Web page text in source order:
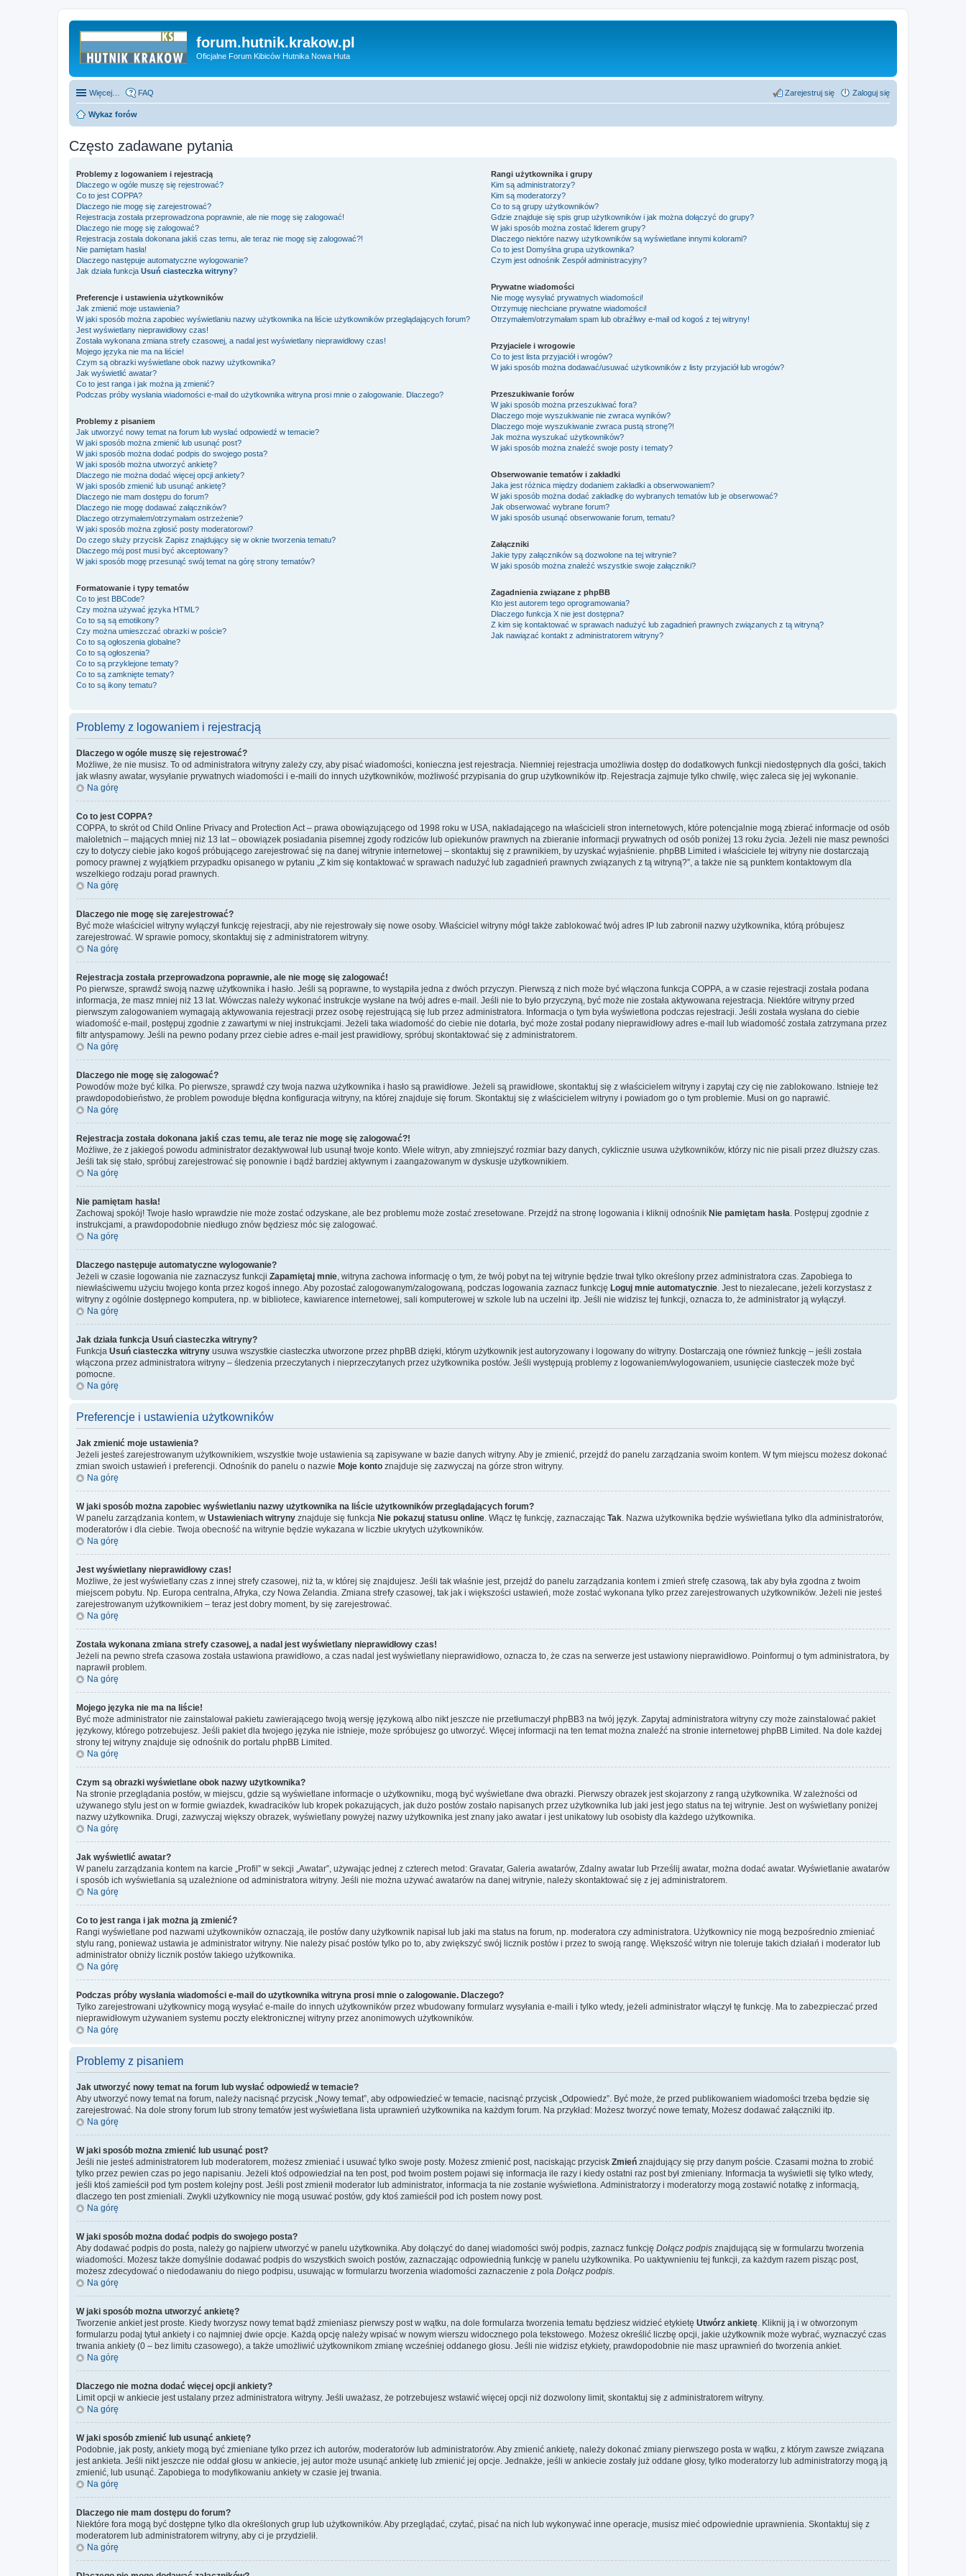
forum.hutnik.krakow.pl
Oficjalne Forum Kibiców Hutnika Nowa Huta
Więcej… FAQ Zaloguj się
Zarejestruj się
Wykaz forów
Często zadawane pytania
Problemy z logowaniem i rejestracją
Dlaczego w ogóle muszę się rejestrować?
Co to jest COPPA?
Dlaczego nie mogę się zarejestrować?
Rejestracja została przeprowadzona poprawnie, ale nie mogę się zalogować!
Dlaczego nie mogę się zalogować?
Rejestracja została dokonana jakiś czas temu, ale teraz nie mogę się zalogować?!
Nie pamiętam hasła!
Dlaczego następuje automatyczne wylogowanie?
Jak działa funkcja Usuń ciasteczka witryny?
Preferencje i ustawienia użytkowników
Jak zmienić moje ustawienia?
W jaki sposób można zapobiec wyświetlaniu nazwy użytkownika na liście użytkowników przeglądających forum?
Jest wyświetlany nieprawidłowy czas!
Została wykonana zmiana strefy czasowej, a nadal jest wyświetlany nieprawidłowy czas!
Mojego języka nie ma na liście!
Czym są obrazki wyświetlane obok nazwy użytkownika?
Jak wyświetlić awatar?
Co to jest ranga i jak można ją zmienić?
Podczas próby wysłania wiadomości e-mail do użytkownika witryna prosi mnie o zalogowanie. Dlaczego?
Problemy z pisaniem
Jak utworzyć nowy temat na forum lub wysłać odpowiedź w temacie?
W jaki sposób można zmienić lub usunąć post?
W jaki sposób można dodać podpis do swojego posta?
W jaki sposób można utworzyć ankietę?
Dlaczego nie można dodać więcej opcji ankiety?
W jaki sposób zmienić lub usunąć ankietę?
Dlaczego nie mam dostępu do forum?
Dlaczego nie mogę dodawać załączników?
Dlaczego otrzymałem/otrzymałam ostrzeżenie?
W jaki sposób można zgłosić posty moderatorowi?
Do czego służy przycisk Zapisz znajdujący się w oknie tworzenia tematu?
Dlaczego mój post musi być akceptowany?
W jaki sposób mogę przesunąć swój temat na górę strony tematów?
Formatowanie i typy tematów
Co to jest BBCode?
Czy można używać języka HTML?
Co to są są emotikony?
Czy można umieszczać obrazki w poście?
Co to są ogłoszenia globalne?
Co to są ogłoszenia?
Co to są przyklejone tematy?
Co to są zamknięte tematy?
Co to są ikony tematu?
Rangi użytkownika i grupy
Kim są administratorzy?
Kim są moderatorzy?
Co to są grupy użytkowników?
Gdzie znajduje się spis grup użytkowników i jak można dołączyć do grupy?
W jaki sposób można zostać liderem grupy?
Dlaczego niektóre nazwy użytkowników są wyświetlane innymi kolorami?
Co to jest Domyślna grupa użytkownika?
Czym jest odnośnikZespół administracyjny?
Prywatne wiadomości
Nie mogę wysyłać prywatnych wiadomości!
Otrzymuję niechciane prywatne wiadomości!
Otrzymałem/otrzymałam spam lub obraźliwy e-mail od kogoś z tej witryny!
Przyjaciele i wrogowie
Co to jest lista przyjaciół i wrogów?
W jaki sposób można dodawać/usuwać użytkowników z listy przyjaciół lub wrogów?
Przeszukiwanie forów
W jaki sposób można przeszukiwać fora?
Dlaczego moje wyszukiwanie nie zwraca wyników?
Dlaczego moje wyszukiwanie zwraca pustą stronę?!
Jak można wyszukać użytkowników?
W jaki sposób można znaleźć swoje posty i tematy?
Obserwowanie tematów i zakładki
Jaka jest różnica między dodaniem zakładki a obserwowaniem?
W jaki sposób można dodać zakładkę do wybranych tematów lub je obserwować?
Jak obserwować wybrane forum?
W jaki sposób usunąć obserwowanie forum, tematu?
Załączniki
Jakie typy załączników są dozwolone na tej witrynie?
W jaki sposób można znaleźć wszystkie swoje załączniki?
Zagadnienia związane z phpBB
Kto jest autorem tego oprogramowania?
Dlaczego funkcja X nie jest dostępna?
Z kim się kontaktować w sprawach nadużyć lub zagadnień prawnych związanych z tą witryną?
Jak nawiązać kontakt z administratorem witryny?
Problemy z logowaniem i rejestracją
Dlaczego w ogóle muszę się rejestrować?
Możliwe, że nie musisz. To od administratora witryny zależy czy, aby pisać wiadomości, konieczna jest rejestracja. Niemniej rejestracja umożliwia dostęp do dodatkowych funkcji niedostępnych dla gości, takich
jak własny awatar, wysyłanie prywatnych wiadomości i e-maili do innych użytkowników, możliwość przypisania do grup użytkowników itp. Rejestracja zajmuje tylko chwilę, więc zaleca się jej wykonanie.
Na górę
Co to jest COPPA?
COPPA, to skrót od Child Online Privacy and Protection Act – prawa obowiązującego od 1998 roku w USA, nakładającego na właścicieli stron internetowych, które potencjalnie mogą zbierać informacje od osób
małoletnich – mających mniej niż 13 lat – obowiązek posiadania pisemnej zgody rodziców lub opiekunów prawnych na zbieranie informacji prywatnych od osób poniżej 13 roku życia. Jeżeli nie masz pewności
czy to dotyczy ciebie jako kogoś próbującego zarejestrować się na danej witrynie internetowej – skontaktuj się z prawnikiem, by uzyskać wyjaśnienie. phpBB Limited i właściciele tej witryny nie dostarczają
pomocy prawnej z wyjątkiem przypadku opisanego w pytaniu „Z kim się kontaktować w sprawach nadużyć lub zagadnień prawnych związanych z tą witryną?”, a także nie są punktem kontaktowym dla
wszelkiego rodzaju porad prawnych.
Na górę
Dlaczego nie mogę się zarejestrować?
Być może właściciel witryny wyłączył funkcję rejestracji, aby nie rejestrowały się nowe osoby. Właściciel witryny mógł także zablokować twój adres IP lub zabronił nazwy użytkownika, którą próbujesz
zarejestrować. W sprawie pomocy, skontaktuj się z administratorem witryny.
Na górę
Rejestracja została przeprowadzona poprawnie, ale nie mogę się zalogować!
Po pierwsze, sprawdź swoją nazwę użytkownika i hasło. Jeśli są poprawne, to wystąpiła jedna z dwóch przyczyn. Pierwszą z nich może być włączona funkcja COPPA, a w czasie rejestracji została podana
informacja, że masz mniej niż 13 lat. Wówczas należy wykonać instrukcje wysłane na twój adres e-mail. Jeśli nie to było przyczyną, być może nie została aktywowana rejestracja. Niektóre witryny przed
pierwszym zalogowaniem wymagają aktywowania rejestracji przez osobę rejestrującą się lub przez administratora. Informacja o tym była wyświetlona podczas rejestracji. Jeśli została wysłana do ciebie
wiadomość e-mail, postępuj zgodnie z zawartymi w niej instrukcjami. Jeżeli taka wiadomość do ciebie nie dotarła, być może został podany nieprawidłowy adres e-mail lub wiadomość została zatrzymana przez
filtr antyspamowy. Jeśli na pewno podany przez ciebie adres e-mail jest prawidłowy, spróbuj skontaktować się z administratorem.
Na górę
Dlaczego nie mogę się zalogować?
Powodów może być kilka. Po pierwsze, sprawdź czy twoja nazwa użytkownika i hasło są prawidłowe. Jeżeli są prawidłowe, skontaktuj się z właścicielem witryny i zapytaj czy cię nie zablokowano. Istnieje też
prawdopodobieństwo, że problem powoduje błędna konfiguracja witryny, na której znajduje się forum. Skontaktuj się z właścicielem witryny i powiadom go o tym problemie. Musi on go naprawić.
Na górę
Rejestracja została dokonana jakiś czas temu, ale teraz nie mogę się zalogować?!
Możliwe, że z jakiegoś powodu administrator dezaktywował lub usunął twoje konto. Wiele witryn, aby zmniejszyć rozmiar bazy danych, cyklicznie usuwa użytkowników, którzy nic nie pisali przez dłuższy czas.
Jeśli tak się stało, spróbuj zarejestrować się ponownie i bądź bardziej aktywnym i zaangażowanym w dyskusje użytkownikiem.
Na górę
Nie pamiętam hasła!
Zachowaj spokój! Twoje hasło wprawdzie nie może zostać odzyskane, ale bez problemu może zostać zresetowane. Przejdź na stronę logowania i kliknij odnośnik Nie pamiętam hasła . Postępuj zgodnie z
instrukcjami, a prawdopodobnie niedługo znów będziesz móc się zalogować.
Na górę
Dlaczego następuje automatyczne wylogowanie?
Jeżeli w czasie logowania nie zaznaczysz funkcji Zapamiętaj mnie , witryna zachowa informację o tym, że twój pobyt na tej witrynie będzie trwał tylko określony przez administratora czas. Zapobiega to
niewłaściwemu użyciu twojego konta przez kogoś innego. Aby pozostać zalogowanym/zalogowaną, podczas logowania zaznacz funkcję Loguj mnie automatycznie . Jest to niezalecane, jeżeli korzystasz z
witryny z ogólnie dostępnego komputera, np. w bibliotece, kawiarence internetowej, sali komputerowej w szkole lub na uczelni itp. Jeśli nie widzisz tej funkcji, oznacza to, że administrator ją wyłączył.
Na górę
Jak działa funkcja Usuń ciasteczka witryny?
Funkcja Usuń ciasteczka witryny usuwa wszystkie ciasteczka utworzone przez phpBB dzięki, którym użytkownik jest autoryzowany i logowany do witryny. Dostarczają one również funkcję – jeśli została
włączona przez administratora witryny – śledzenia przeczytanych i nieprzeczytanych przez użytkownika postów. Jeśli występują problemy z logowaniem/wylogowaniem, usunięcie ciasteczek może być
pomocne.
Na górę
Preferencje i ustawienia użytkowników
Jak zmienić moje ustawienia?
Jeżeli jesteś zarejestrowanym użytkownikiem, wszystkie twoje ustawienia są zapisywane w bazie danych witryny. Aby je zmienić, przejdź do panelu zarządzania swoim kontem. W tym miejscu możesz dokonać
zmian swoich ustawień i preferencji. Odnośnik do panelu o nazwie Moje konto znajduje się zazwyczaj na górze stron witryny.
Na górę
W jaki sposób można zapobiec wyświetlaniu nazwy użytkownika na liście użytkowników przeglądających forum?
W panelu zarządzania kontem, w Ustawieniach witryny znajduje się funkcja Nie pokazuj statusu online . Włącz tę funkcję, zaznaczając Tak . Nazwa użytkownika będzie wyświetlana tylko dla administratorów,
moderatorów i dla ciebie. Twoja obecność na witrynie będzie wykazana w liczbie ukrytych użytkowników.
Na górę
Jest wyświetlany nieprawidłowy czas!
Możliwe, że jest wyświetlany czas z innej strefy czasowej, niż ta, w której się znajdujesz. Jeśli tak właśnie jest, przejdź do panelu zarządzania kontem i zmień strefę czasową, tak aby była zgodna z twoim
miejscem pobytu. Np. Europa centralna, Afryka, czy Nowa Zelandia. Zmiana strefy czasowej, tak jak i większości ustawień, może zostać wykonana tylko przez zarejestrowanych użytkowników. Jeżeli nie jesteś
zarejestrowanym użytkownikiem – teraz jest dobry moment, by się zarejestrować.
Na górę
Została wykonana zmiana strefy czasowej, a nadal jest wyświetlany nieprawidłowy czas!
Jeżeli na pewno strefa czasowa została ustawiona prawidłowo, a czas nadal jest wyświetlany nieprawidłowo, oznacza to, że czas na serwerze jest ustawiony nieprawidłowo. Poinformuj o tym administratora, by
naprawił problem.
Na górę
Mojego języka nie ma na liście!
Być może administrator nie zainstalował pakietu zawierającego twoją wersję językową albo nikt jeszcze nie przetłumaczył phpBB3 na twój język. Zapytaj administratora witryny czy może zainstalować pakiet
językowy, którego potrzebujesz. Jeśli pakiet dla twojego języka nie istnieje, może spróbujesz go utworzyć. Więcej informacji na ten temat można znaleźć na stronie internetowej phpBB Limited. Na dole każdej
strony tej witryny znajduje się odnośnik do portalu phpBB Limited.
Na górę
Czym są obrazki wyświetlane obok nazwy użytkownika?
Na stronie przeglądania postów, w miejscu, gdzie są wyświetlane informacje o użytkowniku, mogą być wyświetlane dwa obrazki. Pierwszy obrazek jest skojarzony z rangą użytkownika. W zależności od
używanego stylu jest on w formie gwiazdek, kwadracików lub kropek pokazujących, jak dużo postów zostało napisanych przez użytkownika lub jaki jest jego status na tej witrynie. Jest on wyświetlany poniżej
nazwy użytkownika. Drugi, zazwyczaj większy obrazek, wyświetlany powyżej nazwy użytkownika jest znany jako awatar i jest unikatowy lub osobisty dla każdego użytkownika.
Na górę
Jak wyświetlić awatar?
W panelu zarządzania kontem na karcie „Profil” w sekcji „Awatar”, używając jednej z czterech metod: Gravatar, Galeria awatarów, Zdalny awatar lub Prześlij awatar, można dodać awatar. Wyświetlanie awatarów
i sposób ich wyświetlania są uzależnione od administratora witryny. Jeśli nie można używać awatarów na danej witrynie, należy skontaktować się z jej administratorem.
Na górę
Co to jest ranga i jak można ją zmienić?
Rangi wyświetlane pod nazwami użytkowników oznaczają, ile postów dany użytkownik napisał lub jaki ma status na forum, np. moderatora czy administratora. Użytkownicy nie mogą bezpośrednio zmieniać
stylu rang, ponieważ ustawia je administrator witryny. Nie należy pisać postów tylko po to, aby zwiększyć swój licznik postów i przez to swoją rangę. Większość witryn nie toleruje takich działań i moderator lub
administrator obniży licznik postów takiego użytkownika.
Na górę
Podczas próby wysłania wiadomości e-mail do użytkownika witryna prosi mnie o zalogowanie. Dlaczego?
Tylko zarejestrowani użytkownicy mogą wysyłać e-maile do innych użytkowników przez wbudowany formularz wysyłania e-maili i tylko wtedy, jeżeli administrator włączył tę funkcję. Ma to zabezpieczać przed
nieprawidłowym używaniem systemu poczty elektronicznej witryny przez anonimowych użytkowników.
Na górę
Problemy z pisaniem
Jak utworzyć nowy temat na forum lub wysłać odpowiedź w temacie?
Aby utworzyć nowy temat na forum, należy nacisnąć przycisk „Nowy temat”, aby odpowiedzieć w temacie, nacisnąć przycisk „Odpowiedz”. Być może, że przed publikowaniem wiadomości trzeba będzie się
zarejestrować. Na dole strony forum lub strony tematów jest wyświetlana lista uprawnień użytkownika na każdym forum. Na przykład: Możesz tworzyć nowe tematy, Możesz dodawać załączniki itp.
Na górę
W jaki sposób można zmienić lub usunąć post?
Jeśli nie jesteś administratorem lub moderatorem, możesz zmieniać i usuwać tylko swoje posty. Możesz zmienić post, naciskając przycisk Zmień znajdujący się przy danym poście. Czasami można to zrobić
tylko przez pewien czas po jego napisaniu. Jeżeli ktoś odpowiedział na ten post, pod twoim postem pojawi się informacja ile razy i kiedy ostatni raz post był zmieniany. Informacja ta wyświetli się tylko wtedy,
jeśli ktoś zamieścił pod tym postem kolejny post. Jeśli post zmienił moderator lub administrator, informacja ta nie zostanie wyświetlona. Administratorzy i moderatorzy mogą zostawić notatkę z informacją,
dlaczego ten post zmieniali. Zwykli użytkownicy nie mogą usuwać postów, gdy ktoś zamieścił pod ich postem nowy post.
Na górę
W jaki sposób można dodać podpis do swojego posta?
Aby dodawać podpis do posta, należy go najpierw utworzyć w panelu użytkownika. Aby dołączyć do danej wiadomości swój podpis, zaznacz funkcję Dołącz podpis znajdującą się w formularzu tworzenia
wiadomości. Możesz także domyślnie dodawać podpis do wszystkich swoich postów, zaznaczając odpowiednią funkcję w panelu użytkownika. Po uaktywnieniu tej funkcji, za każdym razem pisząc post,
możesz zdecydować o niedodawaniu do niego podpisu, usuwając w formularzu tworzenia wiadomości zaznaczenie z pola Dołącz podpis
Na górę
W jaki sposób można utworzyć ankietę?
Tworzenie ankiet jest proste. Kiedy tworzysz nowy temat bądź zmieniasz pierwszy post w wątku, na dole formularza tworzenia tematu będziesz widzieć etykietę Utwórz ankietę . Kliknij ją i w otworzonym
formularzu podaj tytuł ankiety i co najmniej dwie opcje. Każdą opcję należy wpisać w nowym wierszu widocznego pola tekstowego. Możesz określić liczbę opcji, jakie użytkownik może wybrać, wyznaczyć czas
trwania ankiety (0 – bez limitu czasowego), a także umożliwić użytkownikom zmianę wcześniej oddanego głosu. Jeśli nie widzisz etykiety, prawdopodobnie nie masz uprawnień do tworzenia ankiet.
Na górę
Dlaczego nie można dodać więcej opcji ankiety?
Limit opcji w ankiecie jest ustalany przez administratora witryny. Jeśli uważasz, że potrzebujesz wstawić więcej opcji niż dozwolony limit, skontaktuj się z administratorem witryny.
Na górę
W jaki sposób zmienić lub usunąć ankietę?
Podobnie, jak posty, ankiety mogą być zmieniane tylko przez ich autorów, moderatorów lub administratorów. Aby zmienić ankietę, należy dokonać zmiany pierwszego posta w wątku, z którym zawsze związana
jest ankieta. Jeśli nikt jeszcze nie oddał głosu w ankiecie, jej autor może usunąć ankietę lub zmienić jej opcje. Jednakże, jeśli w ankiecie zostały już oddane głosy, tylko moderatorzy lub administratorzy mogą ją
zmienić, lub usunąć. Zapobiega to modyfikowaniu ankiety w czasie jej trwania.
Na górę
Dlaczego nie mam dostępu do forum?
Niektóre fora mogą być dostępne tylko dla określonych grup lub użytkowników. Aby przeglądać, czytać, pisać na nich lub wykonywać inne operacje, musisz mieć odpowiednie uprawnienia. Skontaktuj się z
moderatorem lub administratorem witryny, aby ci je przydzielił.
Na górę